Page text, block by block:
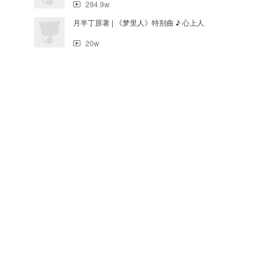
294.9w
月半丁原著 | 《梦里人》特别曲 ♪ 心上人
20w